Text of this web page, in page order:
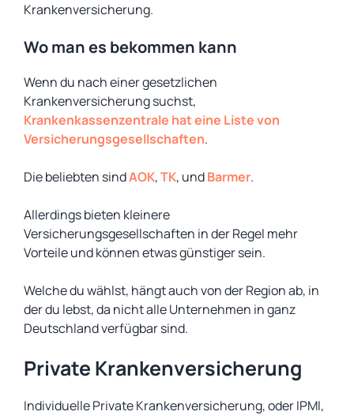
Krankenversicherung.
Wo man es bekommen kann
Wenn du nach einer gesetzlichen
Krankenversicherung suchst,
Krankenkassenzentrale hat eine Liste von
Versicherungsgesellschaften.
Die beliebten sindAOK,TK, undBarmer.
Allerdings bieten kleinere
Versicherungsgesellschaften in der Regel mehr
Vorteile und können etwas günstiger sein.
Welche du wählst, hängt auch von der Region ab, in
der du lebst, da nicht alle Unternehmen in ganz
Deutschland verfügbar sind.
Private Krankenversicherung
Individuelle Private Krankenversicherung, oder IPMI,